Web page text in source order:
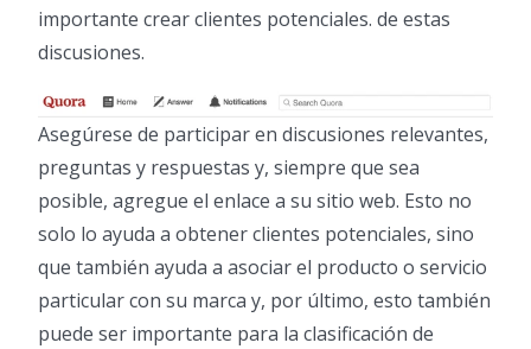
importante crear clientes potenciales. de estas
discusiones.
Asegúrese de participar en discusiones relevantes,
preguntas y respuestas y, siempre que sea
posible, agregue el enlace a su sitio web. Esto no
solo lo ayuda a obtener clientes potenciales, sino
que también ayuda a asociar el producto o servicio
particular con su marca y, por último, esto también
puede ser importante para la clasificación de